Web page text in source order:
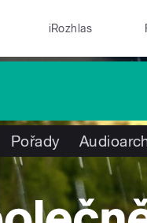
iRozhlas
Pořady